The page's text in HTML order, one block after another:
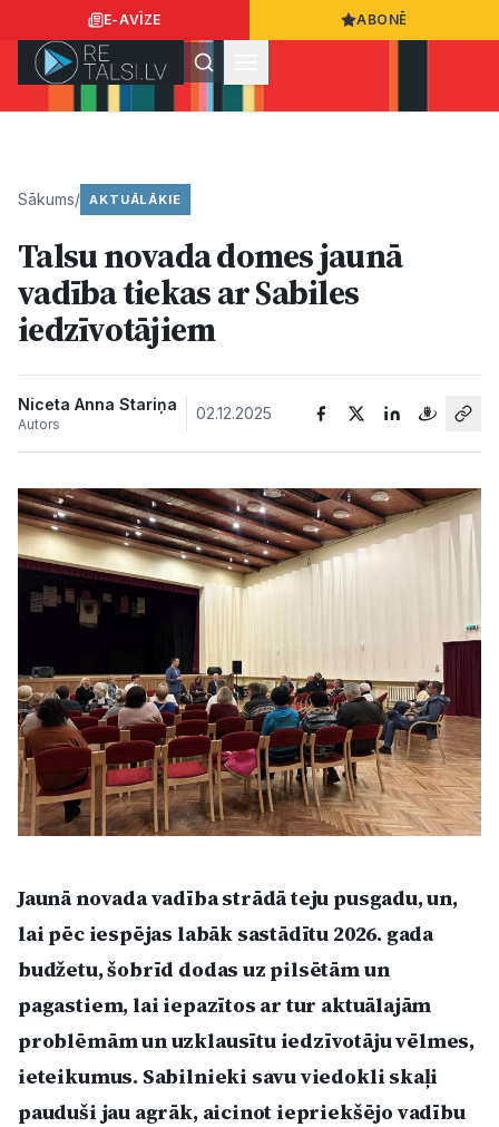
E-AVĪZE ABONĒ
Ziņas
Sabiedrība
Dzīvesstils
Kultūra
Bizness
Video
Vieta
Pasākumi
Reklāma
Par mums
Sākums/ AKTUĀLĀKIE
Talsu novada domes jaunā
vadība tiekas ar Sabiles
iedzīvotājiem
Niceta Anna Stariņa
Autors
02.12.2025
Jaunā novada vadība strādā teju pusgadu, un,
lai pēc iespējas labāk sastādītu 2026. gada
budžetu, šobrīd dodas uz pilsētām un
pagastiem, lai iepazītos ar tur aktuālajām
problēmām un uzklausītu iedzīvotāju vēlmes,
ieteikumus. Sabilnieki savu viedokli skaļi
pauduši jau agrāk, aicinot iepriekšējo vadību